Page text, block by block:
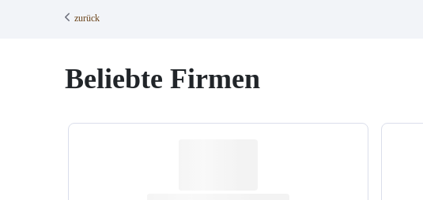
zurück
Beliebte Firmen